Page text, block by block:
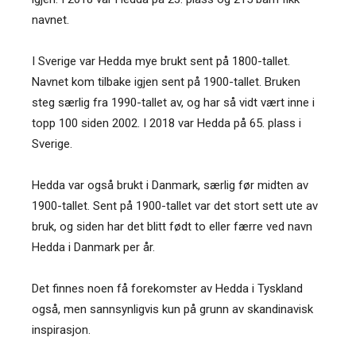
navnet.
I Sverige var Hedda mye brukt sent på 1800-tallet.
Navnet kom tilbake igjen sent på 1900-tallet. Bruken
steg særlig fra 1990-tallet av, og har så vidt vært inne i
topp 100 siden 2002. I 2018 var Hedda på 65. plass i
Sverige.
Hedda var også brukt i Danmark, særlig før midten av
1900-tallet. Sent på 1900-tallet var det stort sett ute av
bruk, og siden har det blitt født to eller færre ved navn
Hedda i Danmark per år.
Det finnes noen få forekomster av Hedda i Tyskland
også, men sannsynligvis kun på grunn av skandinavisk
inspirasjon.